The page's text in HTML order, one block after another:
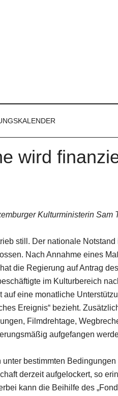
wird
Kulturministerin Sam
still. Der nationale
Nach Annahme eines
die Regierung auf Antrag
im Kulturbereich
auf eine monatliche
Ereignis“ bezieht.
Filmdrehtage,
aufgefangen
bestimmten
derzeit aufgelockert, so
kann die Beihilfe des